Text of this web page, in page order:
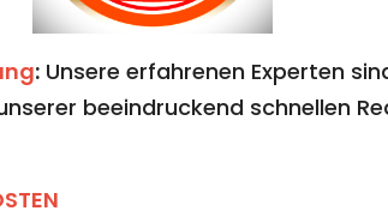
: Unsere erfahrenen Experten
beeindruckend schnellen